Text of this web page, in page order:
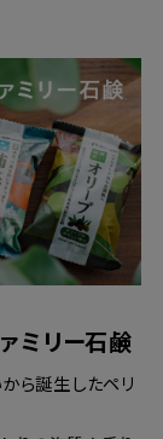
ミリー石鹸
ら誕生したペリ